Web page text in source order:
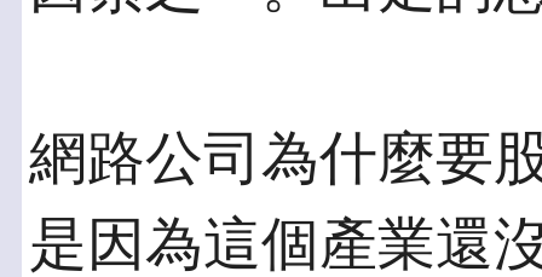
網路公司為什麼要
是因為這個產業還